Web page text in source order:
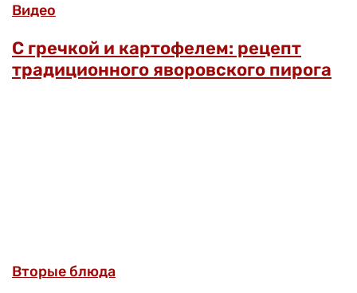
Видео
С гречкой и картофелем: рецепт
традиционного яворовского пирога
Вторые блюда